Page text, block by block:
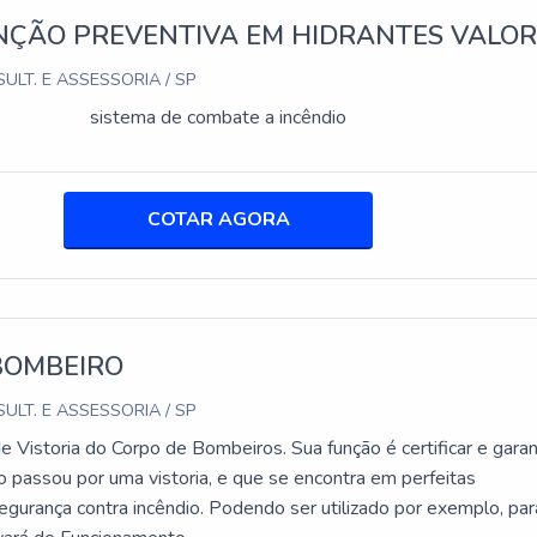
do site da Silveira Alarmes, fornecendo as especificações
SINALIZADOR TORRE LED?
oferecem maior durabilidade e visibilidade,
em ambientes industriais, oferecendo soluções de sinalização
|Adesivos e Sinalização
PREVENTIVA EM HIDRANTES VALOR
E ASSESSORIA / SP
sistema de combate a incêndio
COTAR AGORA
E ASSESSORIA / SP
Vistoria do Corpo de Bombeiros. Sua função é certificar e
passou por uma vistoria, e que se encontra em perfeitas
contra incêndio. Podendo ser utilizado por exemplo,